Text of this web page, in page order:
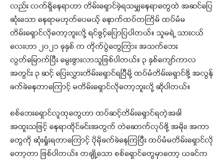
လည်း လက်ရှိနေရာဟာ တိမ်းရှောင်ခဲ့ရသမျှနေရာတွေထဲ အဆင်ပြေ
ဆုံးသော နေရာမဟုတ်ပေမယ့် နောက်ထပ်တကြိမ် ထပ်မံမ
တိမ်းရှောင်လိုတော့ဘူးလို့ ရင်ဖွင့်ပြောပြပါတယ်။ သူမရဲ့ သားငယ်
လေးဟာ ၂၀၂၁ ခုနှစ် က တိုက်ပွဲတွေကြား အသက်ဘေး
လွတ်မြောက်ပြီး မွေးဖွားလာသူဖြစ်ပါတယ်။ ၃ နှစ်ကျော်ကာလ
အတွင်း ၃ ဆင့် ပြေးလွှားတိမ်းရှောင်ရပြီမို့ ထပ်မံတိမ်းရှောင်ဖို့ အလွန်
ခက်ခဲနေတာကြောင့် မတိမ်းရှောင်လိုတော့ဘူးလို့ ဆိုပါတယ်။
စစ်ဘေးရှောင်လူထုတွေဟာ ထပ်ဆင့်တိမ်းရှောင်ရတဲ့အခါ
အထူးသဖြင့် နေရာထိုင်ခင်းအတွက် တဲဆောက်လုပ်ဖို့ အမိုး၊ အကာ
တွေကို ဆုံးရှုံးရတာကြောင့် ပိုမိုခက်ခဲနေကြပြီး ထပ်မံမတိမ်းရှောင်လို
တော့တာ ဖြစ်ပါတယ်။ တချို့သော စစ်ရှောင်တွေမှာတော့ ယခင်က